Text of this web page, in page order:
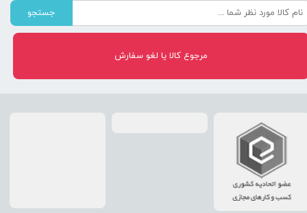
جستجو
مرجوع کالا یا لغو سفارش